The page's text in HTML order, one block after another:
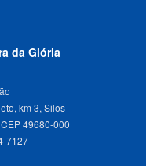
da Glória
km 3, Silos
49680-000
Contato +55 79 3194-7127